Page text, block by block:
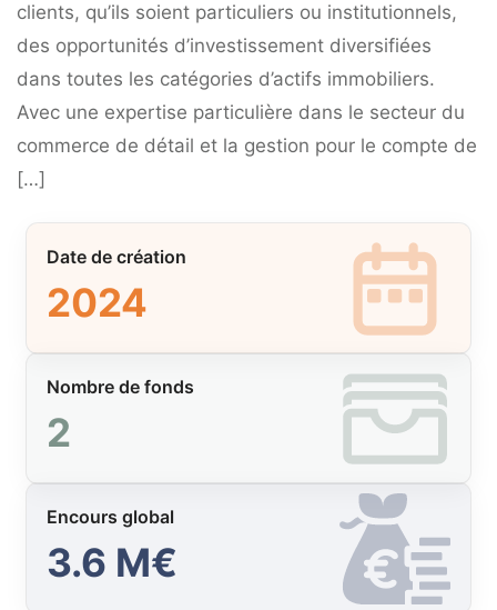
clients, qu’ils soient particuliers ou institutionnels,
des opportunités d’investissement diversifiées
dans toutes les catégories d’actifs immobiliers.
Avec une expertise particulière dans le secteur du
commerce de détail et la gestion pour le compte de
[…]
Date de création
2024
Nombre de fonds
2
Encours global
3.6 M€